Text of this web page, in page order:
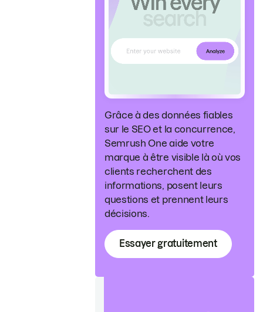
Grâce à des données fiables
sur le SEO et la concurrence,
Semrush One aide votre
marque à être visible là où vos
clients recherchent des
informations, posent leurs
questions et prennent leurs
décisions.
Essayer gratuitement